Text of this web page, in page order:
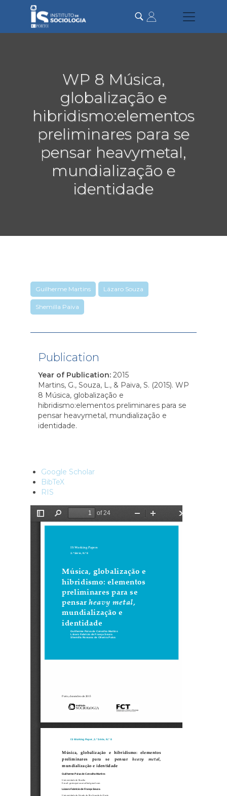
conteúdo
WP 8 Música,
globalização e
hibridismo:elementos
preliminares para se
pensar heavymetal,
mundialização e
identidade
Guilherme Martins Lázaro Souza
Shemilla Paiva
Publication
Year of Publication: 2015
Martins, G., Souza, L., & Paiva, S. (2015). WP
8 Música, globalização e
hibridismo:elementos preliminares para se
pensar heavymetal, mundialização e
identidade.
Google Scholar
BibTeX
RIS
Ficheiro